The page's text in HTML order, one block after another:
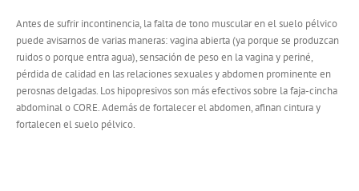
Antes de sufrir incontinencia, la falta de tono muscular en el suelo pélvico
puede avisarnos de varias maneras: vagina abierta (ya porque se produzcan
ruidos o porque entra agua), sensación de peso en la vagina y periné,
pérdida de calidad en las relaciones sexuales y abdomen prominente en
perosnas delgadas. Los hipopresivos son más efectivos sobre la faja-cincha
abdominal o CORE. Además de fortalecer el abdomen, afinan cintura y
fortalecen el suelo pélvico.